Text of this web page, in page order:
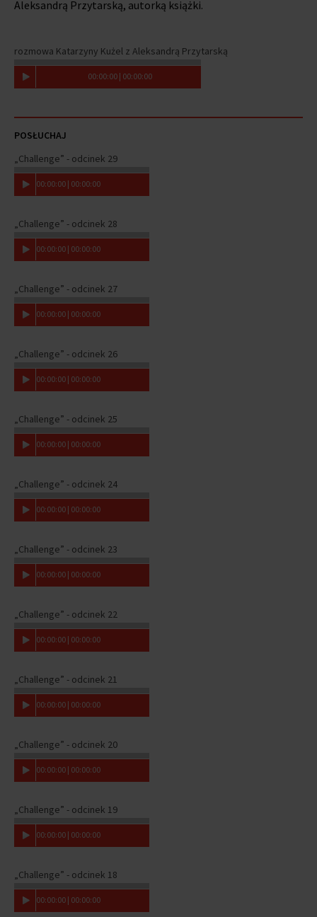
Aleksandrą Przytarską, autorką książki.
rozmowa Katarzyny Kużel z Aleksandrą Przytarską
00:00:00 | 00:00:00
POSŁUCHAJ
„Challenge” - odcinek 29
00:00:00 | 00:00:00
„Challenge” - odcinek 28
00:00:00 | 00:00:00
„Challenge” - odcinek 27
00:00:00 | 00:00:00
„Challenge” - odcinek 26
00:00:00 | 00:00:00
„Challenge” - odcinek 25
00:00:00 | 00:00:00
„Challenge” - odcinek 24
00:00:00 | 00:00:00
„Challenge” - odcinek 23
00:00:00 | 00:00:00
„Challenge” - odcinek 22
00:00:00 | 00:00:00
„Challenge” - odcinek 21
00:00:00 | 00:00:00
„Challenge” - odcinek 20
00:00:00 | 00:00:00
„Challenge” - odcinek 19
00:00:00 | 00:00:00
„Challenge” - odcinek 18
00:00:00 | 00:00:00